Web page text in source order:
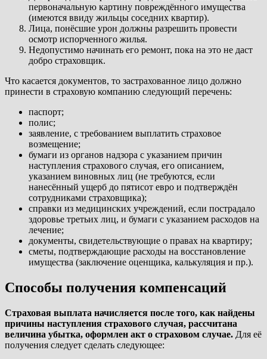
первоначальную картину повреждённого имущества
(имеются ввиду жильцы соседних квартир).
Лица, понёсшие урон должны разрешить провести
осмотр испорченного жилья.
Недопустимо начинать его ремонт, пока на это не даст
добро страховщик.
Что касается документов, то застрахованное лицо должно
принести в страховую компанию следующий перечень:
паспорт;
полис;
заявление, с требованием выплатить страховое
возмещение;
бумаги из органов надзора с указанием причин
наступления страхового случая, его описанием,
указанием виновных лиц (не требуются, если
нанесённый ущерб до пятисот евро и подтверждён
сотрудниками страховщика);
справки из медицинских учреждений, если пострадало
здоровье третьих лиц, и бумаги с указанием расходов на
лечение;
документы, свидетельствующие о правах на квартиру;
сметы, подтверждающие расходы на восстановление
имущества (заключение оценщика, калькуляция и пр.).
Cпособы получения компенсаций
Страховая выплата начисляется после того, как найдены
причины наступления страхового случая, рассчитана
величина убытка, оформлен акт о страховом случае. Для её
получения следует сделать следующее: